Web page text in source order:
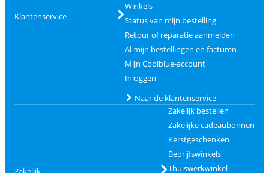
Klantenservice
Winkels
Status van mijn bestelling
Retour of reparatie aanmelden
Al mijn bestellingen en facturen
Mijn Coolblue-account
Inloggen
Naar de klantenservice
Zakelijk bestellen
Zakelijke cadeaubonnen
Kerstgeschenken
Bedrijfswinkels
Thuiswerkwinkel